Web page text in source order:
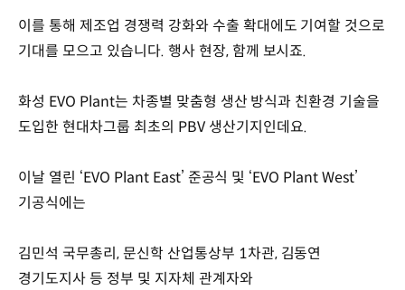
이를 통해 제조업 경쟁력 강화와 수출 확대에도 기여할 것으로
기대를 모으고 있습니다. 행사 현장, 함께 보시죠.
화성 EVO Plant는 차종별 맞춤형 생산 방식과 친환경 기술을
도입한 현대차그룹 최초의 PBV 생산기지인데요.
이날 열린 ‘EVO Plant East’ 준공식 및 ‘EVO Plant West’
기공식에는
김민석 국무총리, 문신학 산업통상부 1차관, 김동연
경기도지사 등 정부 및 지자체 관계자와